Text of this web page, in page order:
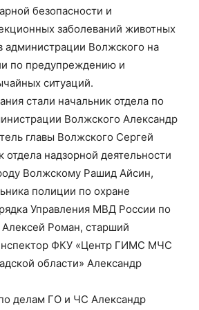
безопасности и
заболеваний животных
администрации Волжского на
по предупреждению и
ситуаций.
стали начальник отдела по
Волжского Александр
главы Волжского Сергей
отдела надзорной деятельности
Волжскому Рашид Айсин,
полиции по охране
Управления МВД России по
Роман, старший
ФКУ «Центр ГИМС МЧС
области» Александр
делам ГО и ЧС Александр